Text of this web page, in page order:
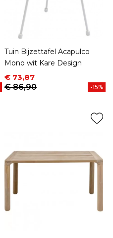
Tuin Bijzettafel Acapulco
Mono wit Kare Design
Prijs
€ 73,87
Normale prijs
€ 86,90
-15%